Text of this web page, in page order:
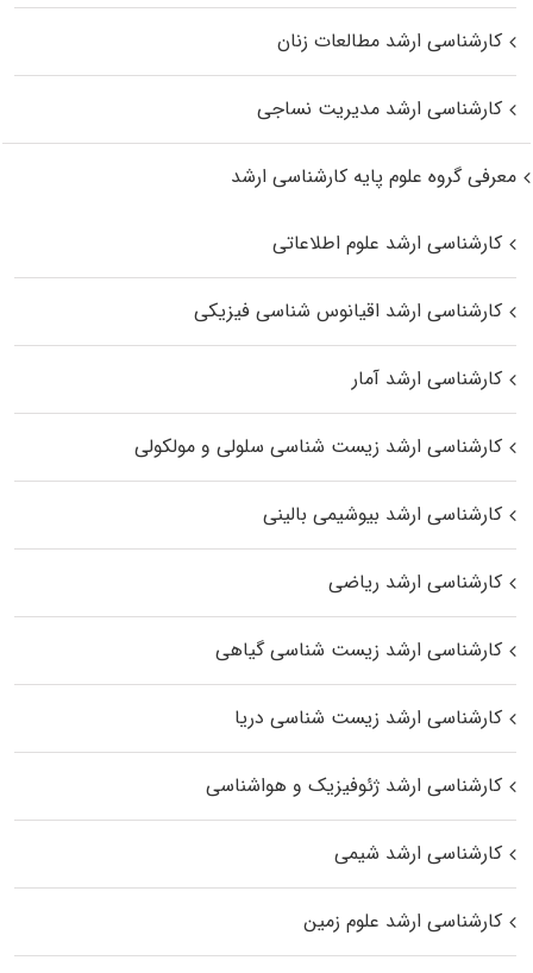
کارشناسی ارشد مطالعات زنان
کارشناسی ارشد مدیریت نساجی
معرفی گروه علوم پایه کارشناسی ارشد
کارشناسی ارشد علوم اطلاعاتی
کارشناسی ارشد اقیانوس‌ شناسی فیزیکی
کارشناسی ارشد آمار
کارشناسی ارشد زیست شناسی سلولی و مولکولی
کارشناسی ارشد بیوشیمی بالینی
کارشناسی ارشد ریاضی
کارشناسی ارشد زیست‌ شناسی گیاهی
کارشناسی ارشد زیست‌ شناسی دریا
کارشناسی ارشد ژئوفیزیک و هواشناسی
کارشناسی ارشد شیمی
کارشناسی ارشد علوم زمین